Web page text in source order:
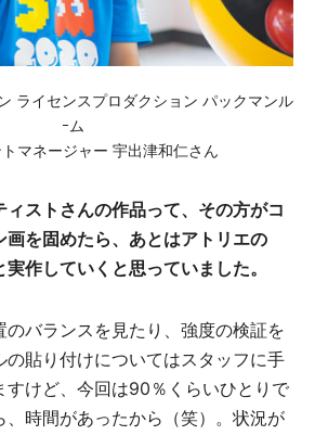
ライセンスプロダクション パックマンル
ｰム
マネージャー 宇出津和仁さん
ストさんの作品って、その方がコ
画を固めたら、あとはアトリエの
作していくと思っていました。
のバランスを見たり、強度の検証を
の貼り付けについてはスタッフに手
すけど、今回は90％くらいひとりで
、時間があったから（笑）。状況が